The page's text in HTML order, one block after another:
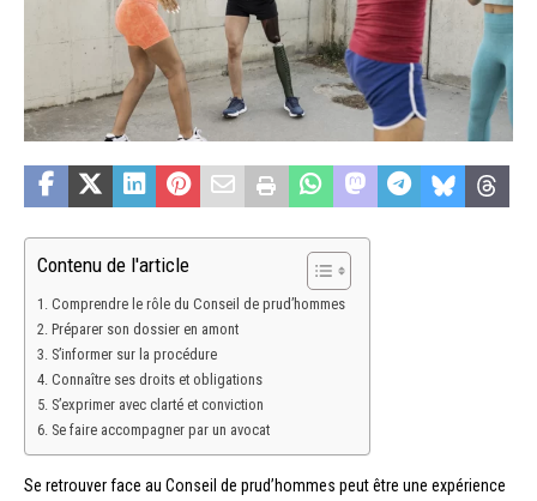
Contenu de l'article
Comprendre le rôle du Conseil de prud’hommes
Préparer son dossier en amont
S’informer sur la procédure
Connaître ses droits et obligations
S’exprimer avec clarté et conviction
Se faire accompagner par un avocat
Se retrouver face au Conseil de prud’hommes peut être une expérience